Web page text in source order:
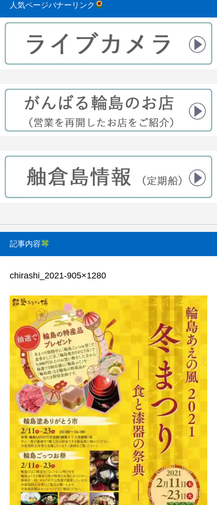
2023.08.31
人気ページバナーリンク
記事内容
chirashi_2021-905×1280